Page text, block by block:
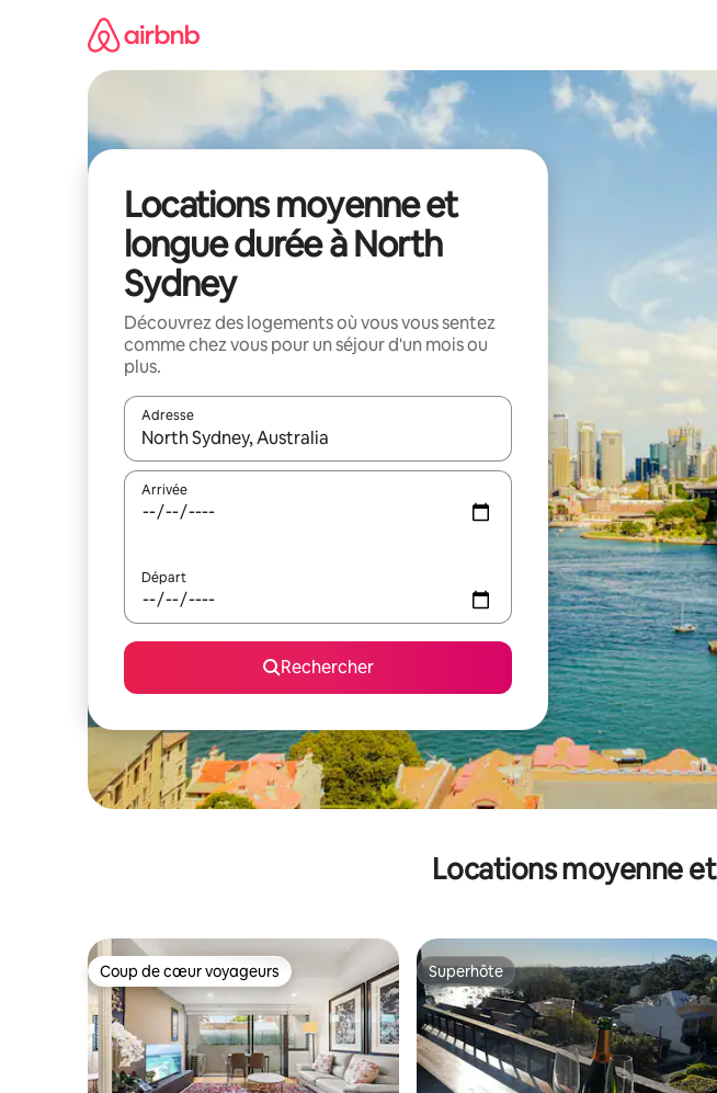
Locations moyenne et
longue durée à North
Sydney
Découvrez des logements où vous vous sentez
comme chez vous pour un séjour d'un mois ou
plus.
Adresse
Lorsque les résultats s'affichent, utilisez les flèches vers le haut et vers le bas
Arrivée
Départ
Rechercher
Locations moyenne
Coup de cœur voyageurs
Coup de cœur voyageurs Superhôte
Superhôte